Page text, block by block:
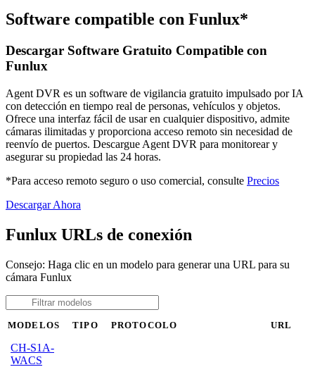
Software compatible con Funlux*
Descargar Software Gratuito Compatible con
Funlux
Agent DVR es un software de vigilancia gratuito impulsado por IA
con detección en tiempo real de personas, vehículos y objetos.
Ofrece una interfaz fácil de usar en cualquier dispositivo, admite
cámaras ilimitadas y proporciona acceso remoto sin necesidad de
reenvío de puertos. Descargue Agent DVR para monitorear y
asegurar su propiedad las 24 horas.
*Para acceso remoto seguro o uso comercial, consulte Precios
Descargar Ahora
Funlux URLs de conexión
Consejo: Haga clic en un modelo para generar una URL para su
cámara Funlux
MODELOS TIPO PROTOCOLO URL
CH-S1A-
WACS